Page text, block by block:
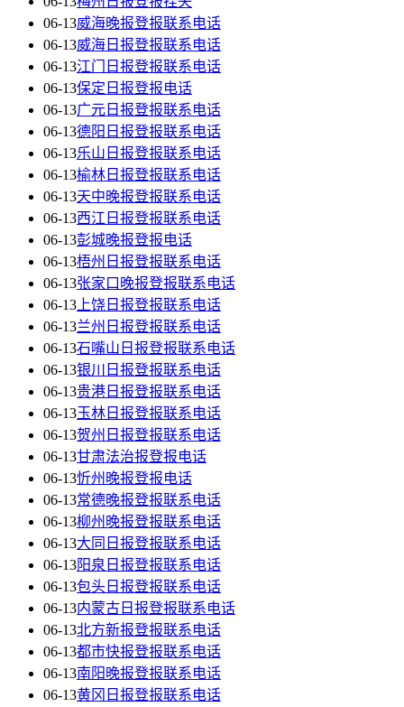
06-13威海晚报登报联系电话
06-13威海日报登报联系电话
06-13江门日报登报联系电话
06-13保定日报登报电话
06-13广元日报登报联系电话
06-13德阳日报登报联系电话
06-13乐山日报登报联系电话
06-13榆林日报登报联系电话
06-13天中晚报登报联系电话
06-13西江日报登报联系电话
06-13彭城晚报登报电话
06-13梧州日报登报联系电话
06-13张家口晚报登报联系电话
06-13 上饶日报登报联系电话
06-13兰州日报登报联系电话
06-13石嘴山日报登报联系电话
06-13银川日报登报联系电话
06-13贵港日报登报联系电话
06-13玉林日报登报联系电话
06-13贺州日报登报联系电话
06-13甘肃法治报登报电话
06-13忻州晚报登报电话
06-13常德晚报登报联系电话
06-13柳州晚报登报联系电话
06-13大同日报登报联系电话
06-13阳泉日报登报联系电话
06-13包头日报登报联系电话
06-13内蒙古日报登报联系电话
06-13北方新报登报联系电话
06-13都市快报登报联系电话
06-13南阳晚报登报联系电话
06-13黄冈日报登报联系电话